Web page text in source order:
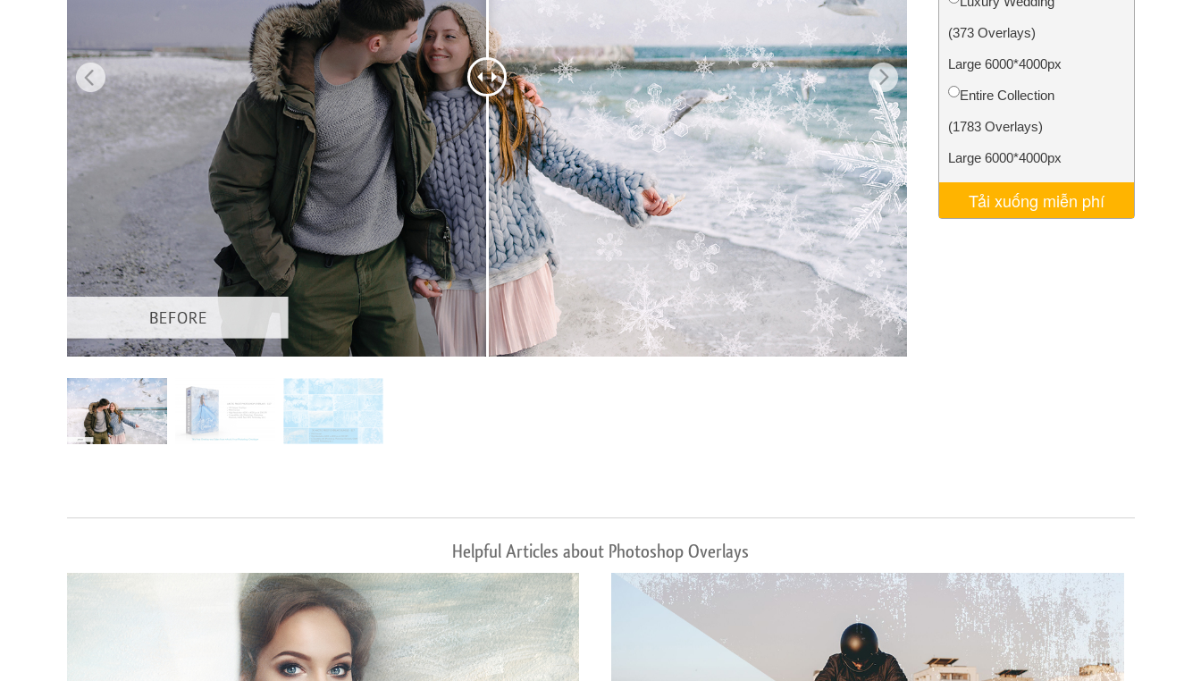
Dịch vụ chỉnh sửa sản phẩm Dịch vụ sửa lại đồ trang sức
(373 Overlays)
Large 6000*4000px
Entire Collection
(1783 Overlays)
Large 6000*4000px
Tải xuống miễn phí
Helpful Articles about Photoshop Overlays